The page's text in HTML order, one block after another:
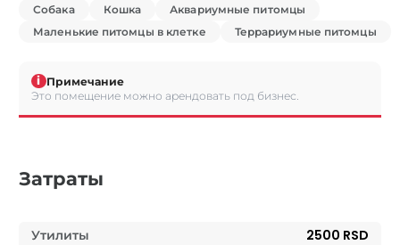
Собака Кошка
Аквариумные питомцы
Маленькие питомцы в клетке
Террариумные питомцы
i Примечание
Это помещение можно арендовать под бизнес.
Затраты
Утилиты 2500 RSD